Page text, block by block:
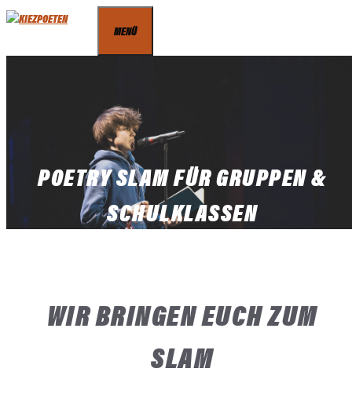
Zum
springen
MENÜ
POETRY SLAM FÜR GRUPPEN &
SCHULKLASSEN
WIR BRINGEN EUCH ZUM
SLAM